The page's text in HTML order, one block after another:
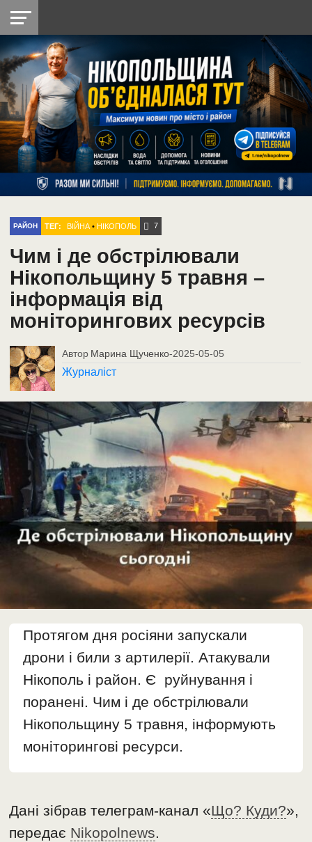
НІКОПОЛЬ
РАЙОН
СІЧЕСЛАВСЬКА
УКРАЇНА
РЕТРО
НІКОПОЛЬ
ЛАЙТ
УКРАЇНА
ДОПОМОГА
РАДІО
РАЙОН ТЕГ: ВІЙНА •НІКОПОЛЬ 7
Чим і де обстрілювали
Нікопольщину 5 травня –
інформація від
моніторингових ресурсів
Автор Марина Щученко-2025-05-05
Журналіст
Протягом дня росіяни запускали
дрони і били з артилерії. Атакували
Нікополь і район. Є руйнування і
поранені. Чим і де обстрілювали
Нікопольщину 5 травня, інформують
моніторингові ресурси.
Дані зібрав телеграм-канал «Що? Куди?»,
передає Nikopolnews.